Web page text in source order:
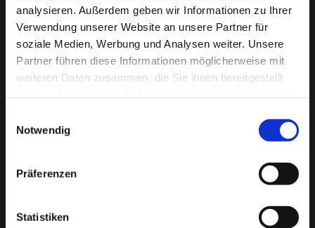
analysieren. Außerdem geben wir Informationen zu Ihrer
Verwendung unserer Website an unsere Partner für
soziale Medien, Werbung und Analysen weiter. Unsere
Partner führen diese Informationen möglicherweise mit
weiteren Daten zusammen, die Sie ihnen bereitgestellt
Notwendig
Präferenzen
Statistiken
Betriebsprüfungen
Betriebswirtschaftliche Beratung
Steuerstrafrecht
Kfz-Gewerbe